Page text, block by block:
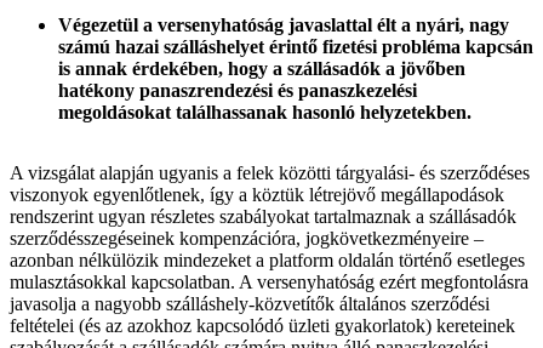
Végezetül a versenyhatóság javaslattal élt a nyári, nagy
számú hazai szálláshelyet érintő fizetési probléma kapcsán
is annak érdekében, hogy a szállásadók a jövőben
hatékony panaszrendezési és panaszkezelési
megoldásokat találhassanak hasonló helyzetekben.
A vizsgálat alapján ugyanis a felek közötti tárgyalási- és szerződéses
viszonyok egyenlőtlenek, így a köztük létrejövő megállapodások
rendszerint ugyan részletes szabályokat tartalmaznak a szállásadók
szerződésszegéseinek kompenzációra, jogkövetkezményeire –
azonban nélkülözik mindezeket a platform oldalán történő esetleges
mulasztásokkal kapcsolatban. A versenyhatóság ezért megfontolásra
javasolja a nagyobb szálláshely-közvetítők általános szerződési
feltételei (és az azokhoz kapcsolódó üzleti gyakorlatok) kereteinek